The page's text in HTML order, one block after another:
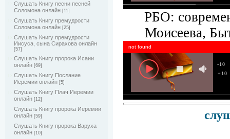
Слушать Книгу песни песней
Соломона онлайн [11]
Слушать Книгу премудрости
Соломона онлайн [25]
Слушать Книгу премудрости
Иисуса, сына Сирахова онлайн
[57]
Слушать Книгу пророка Исаии
онлайн [69]
Слушать Книгу Послание
Иеремии онлайн [5]
Слушать Книгу Плач Иеремии
онлайн [12]
Слушать Книгу пророка Иеремии
онлайн [59]
Слушать Книгу пророка Варуха
онлайн [10]
РБО:
Моисеева,
+10
-10
not found